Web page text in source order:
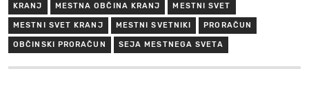
KRANJ MESTNA OBČINA KRANJ MESTNI SVET
MESTNI SVET KRANJ MESTNI SVETNIKI PRORAČUN
OBČINSKI PRORAČUN SEJA MESTNEGA SVETA